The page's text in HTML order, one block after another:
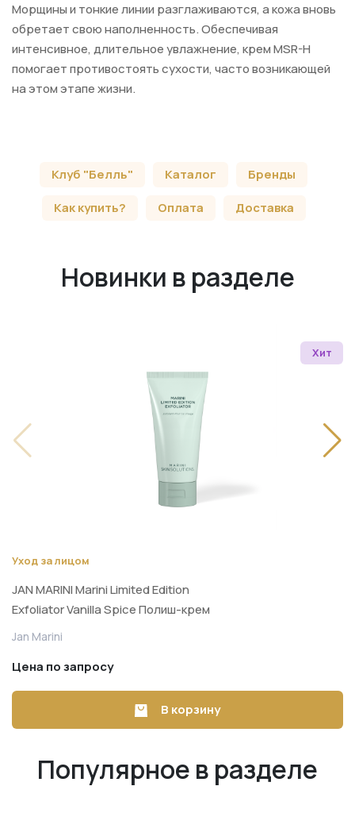
Морщины и тонкие линии разглаживаются, а кожа вновь
обретает свою наполненность. Обеспечивая
интенсивное, длительное увлажнение, крем MSR-H
помогает противостоять сухости, часто возникающей
на этом этапе жизни.
Клуб "Белль" Каталог
Бренды
Как купить?
Оплата Доставка
Новинки в разделе
Хит
Уход за лицом
JAN MARINI Marini Limited Edition
Exfoliator Vanilla Spice Полиш-крем
тройного действия для мгновенного
Jan Marini
Цена по запросу
В корзину
Популярное в разделе